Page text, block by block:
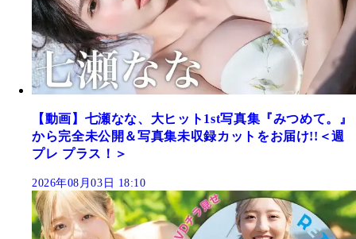
【動画】七瀬なな、大ヒット1st写真集『みつめて。』
から完全未公開＆写真集未収録カットをお届け!!＜週
プレ プラス！＞
2026年08月03日 18:10